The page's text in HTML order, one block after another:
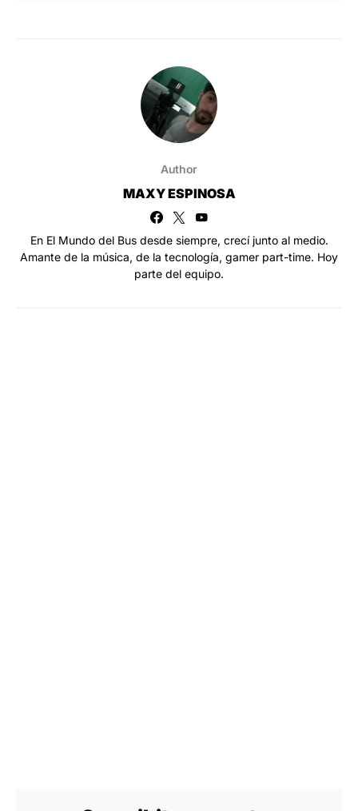
Author
MAXY ESPINOSA
En El Mundo del Bus desde siempre, crecí junto al medio.
Amante de la música, de la tecnología, gamer part-time. Hoy
parte del equipo.